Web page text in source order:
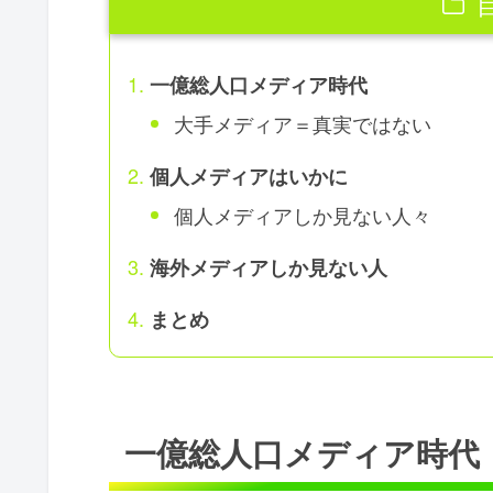
一億総人口メディア時代
大手メディア＝真実ではない
個人メディアはいかに
個人メディアしか見ない人々
海外メディアしか見ない人
まとめ
一億総人口メディア時代